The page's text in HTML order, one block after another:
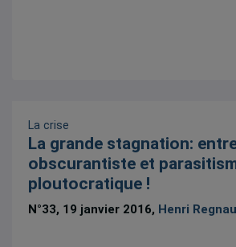
La crise
La grande stagnation:
obscurantiste et
ploutocratique !
N°33, 19 janvier 2016, Henri